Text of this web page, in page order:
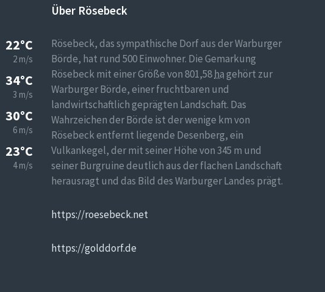
22°C
2 m/s
34°C
3 m/s
30°C
6 m/s
23°C
4 m/s
Über Rösebeck
Rösebeck, das sympathische Dorf aus der Warburger
Börde, hat rund 500 Einwohner. Die Gemarkung
Rösebeck mit einer Größe von 801,58ha gehört zur
Warburger Börde, einer fruchtbaren und
landwirtschaftlich geprägten Landschaft. Das
Wahrzeichen der Börde ist der wenige km von
Rösebeck entfernt liegende Desenberg, ein
Vulkankegel, der mit seiner Höhe von 345 m und
seiner Burgruine deutlich aus der flachen Landschaft
herausragt und das Bild des Warburger Landes prägt.
https://roesebeck.net
https://golddorf.de